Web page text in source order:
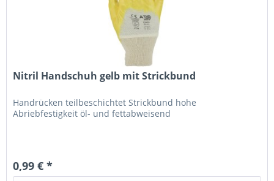
Nitril Handschuh gelb mit Strickbund
Handrücken teilbeschichtet Strickbund hohe
Abriebfestigkeit öl- und fettabweisend
0,99 € *